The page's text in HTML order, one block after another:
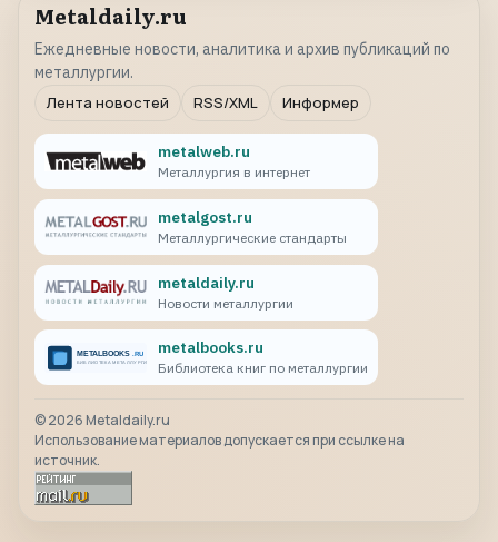
Metaldaily.ru
Ежедневные новости, аналитика и архив публикаций по
металлургии.
Лента новостей
RSS/XML Информер
metalweb.ru
Металлургия в интернет
metalgost.ru
Металлургические стандарты
metaldaily.ru
Новости металлургии
metalbooks.ru
Библиотека книг по металлургии
©2026 Metaldaily.ru
Использование материалов допускается при ссылке на
источник.